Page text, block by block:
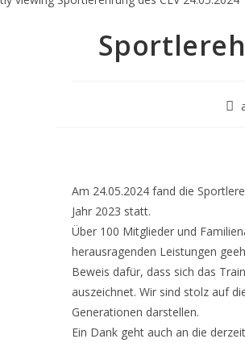
Am 24.05.2024 fand die
Jahr 2023 statt.
Über 100 Mitglieder und
herausragenden Leistungen
Beweis dafür, dass sich das
auszeichnet. Wir sind stolz auf
Generationen darstellen.
Ein Dank geht auch an die